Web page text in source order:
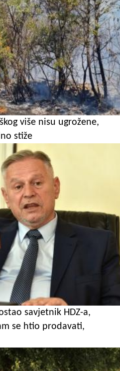
više nisu ugrožene,
stiže
savjetnik HDZ-a,
se htio prodavati,